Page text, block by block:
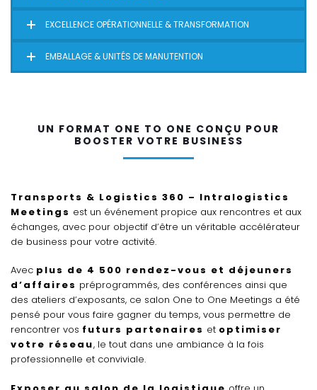
EXCELLENCE OPÉRATIONNELLE & TRANSFORMATION
EMBALLAGE & UNITÉS DE MANUTENTION
UN FORMAT ONE TO ONE CONÇU POUR
BOOSTER VOTRE BUSINESS
Transports & Logistics 360 – Intralogistics
Meetings est un événement propice aux rencontres et aux
échanges, avec pour objectif d’être un véritable accélérateur
de business pour votre activité.
Avec plus de 4 500 rendez-vous et déjeuners
d’affaires préprogrammés, des conférences ainsi que
des ateliers d’exposants, ce salon One to One Meetings a été
pensé pour vous faire gagner du temps, vous permettre de
rencontrer vos futurs partenaires et optimiser
votre réseau, le tout dans une ambiance à la fois
professionnelle et conviviale.